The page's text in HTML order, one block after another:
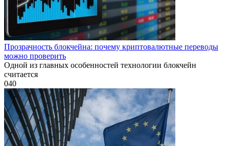
Прозрачность блокчейна: почему криптовалютные переводы
можно проверить
Одной из главных особенностей технологии блокчейн
считается
040